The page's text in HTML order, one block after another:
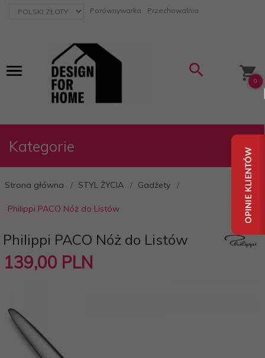
currency_h Porównywarka Przechowalnia
0
Kategorie
Strona główna STYL ŻYCIA Gadżety
Philippi PACO Nóż do Listów
Philippi PACO Nóż do Listów
139,00 PLN